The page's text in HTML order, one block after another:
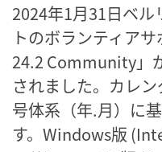
2024年1月31日ベル
トのボランティア
24.2 Community」
されました。カレ
号体系（年.月）に
す。Windows版